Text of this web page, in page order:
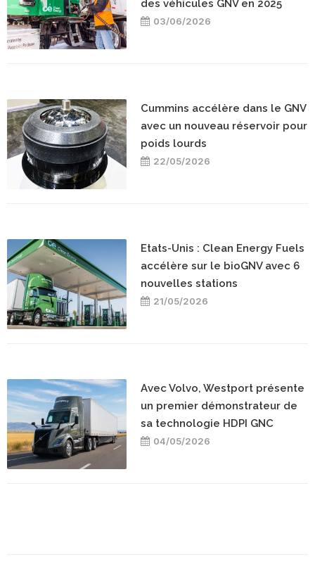
des véhicules GNV en 2025
03/06/2026
Cummins accélère dans le GNV
avec un nouveau réservoir pour
poids lourds
22/05/2026
Etats-Unis : Clean Energy Fuels
accélère sur le bioGNV avec 6
nouvelles stations
21/05/2026
Avec Volvo, Westport présente
un premier démonstrateur de
sa technologie HDPI GNC
04/05/2026